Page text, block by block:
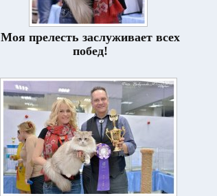
Моя прелесть заслуживает всех
побед!